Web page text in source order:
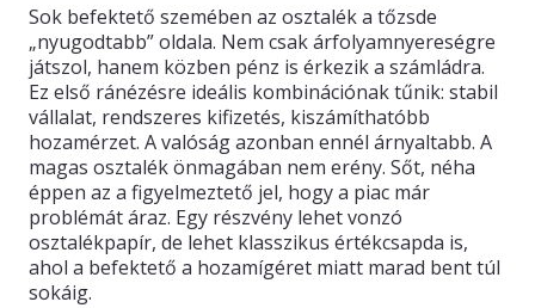
ELŐFIZETÉS
KAPCSOLAT
Sok befektető szemében az osztalék a tőzsde
„nyugodtabb” oldala. Nem csak árfolyamnyereségre
játszol, hanem közben pénz is érkezik a számládra.
Ez első ránézésre ideális kombinációnak tűnik: stabil
vállalat, rendszeres kifizetés, kiszámíthatóbb
hozamérzet. A valóság azonban ennél árnyaltabb. A
magas osztalék önmagában nem erény. Sőt, néha
éppen az a figyelmeztető jel, hogy a piac már
problémát áraz. Egy részvény lehet vonzó
osztalékpapír, de lehet klasszikus értékcsapda is,
ahol a befektető a hozamígéret miatt marad bent túl
sokáig.